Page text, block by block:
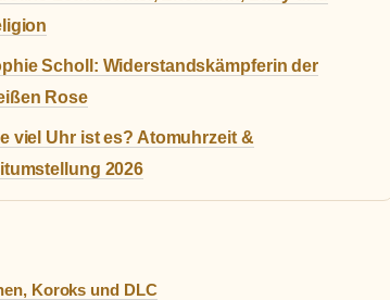
Scholl: Widerstandskämpferin der
Rose
viel Uhr ist es? Atomuhrzeit &
2026
Koroks und DLC